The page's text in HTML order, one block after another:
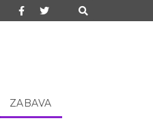
ZABAVA